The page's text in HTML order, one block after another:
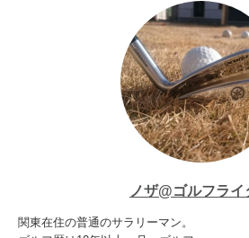
ノザ@ゴルフライ
関東在住の普通のサラリーマン。